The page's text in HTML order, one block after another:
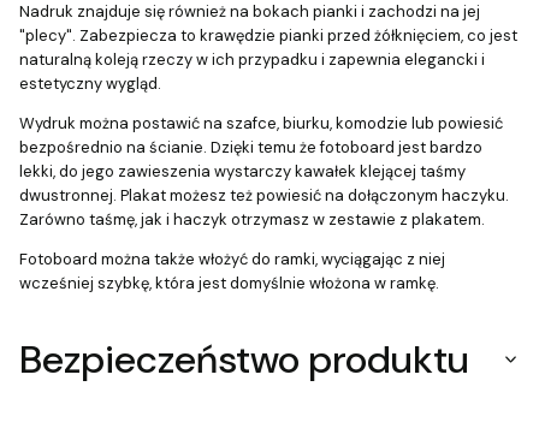
Nadruk znajduje się również na bokach pianki i zachodzi na jej
"plecy". Zabezpiecza to krawędzie pianki przed żółknięciem, co jest
naturalną koleją rzeczy w ich przypadku i zapewnia elegancki i
estetyczny wygląd.
Wydruk można postawić na szafce, biurku, komodzie lub powiesić
bezpośrednio na ścianie. Dzięki temu że fotoboard jest bardzo
lekki, do jego zawieszenia wystarczy kawałek klejącej taśmy
dwustronnej. Plakat możesz też powiesić na dołączonym haczyku.
Zarówno taśmę, jak i haczyk otrzymasz w zestawie z plakatem.
Fotoboard można także włożyć do ramki, wyciągając z niej
wcześniej szybkę, która jest domyślnie włożona w ramkę.
Bezpieczeństwo produktu